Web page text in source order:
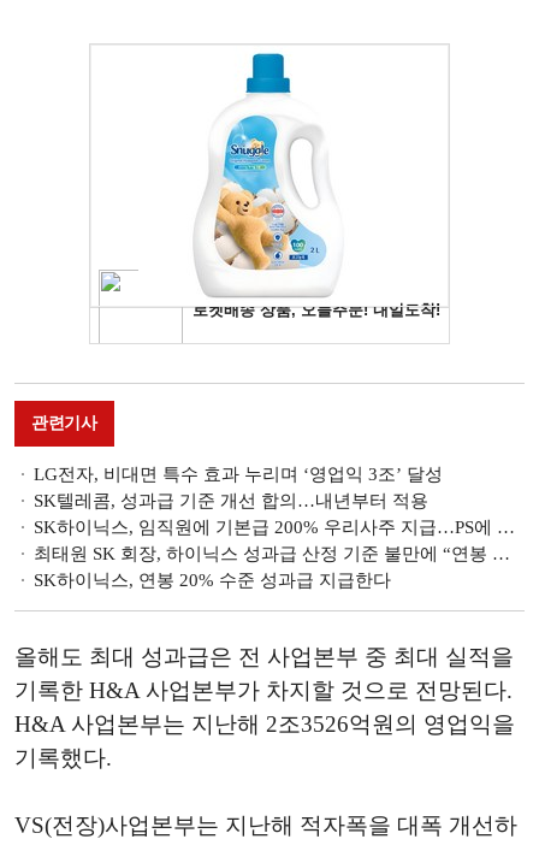
관련기사
LG전자, 비대면 특수 효과 누리며 ‘영업익 3조’ 달성
SK텔레콤, 성과급 기준 개선 합의…내년부터 적용
SK하이닉스, 임직원에 기본급 200% 우리사주 지급…PS에 영업익 연동
최태원 SK 회장, 하이닉스 성과급 산정 기준 불만에 “연봉 전부 반납”
SK하이닉스, 연봉 20% 수준 성과급 지급한다
올해도 최대 성과급은 전 사업본부 중 최대 실적을
기록한 H&A 사업본부가 차지할 것으로 전망된다.
H&A 사업본부는 지난해 2조3526억원의 영업익을
기록했다.
VS(전장)사업본부는 지난해 적자폭을 대폭 개선하